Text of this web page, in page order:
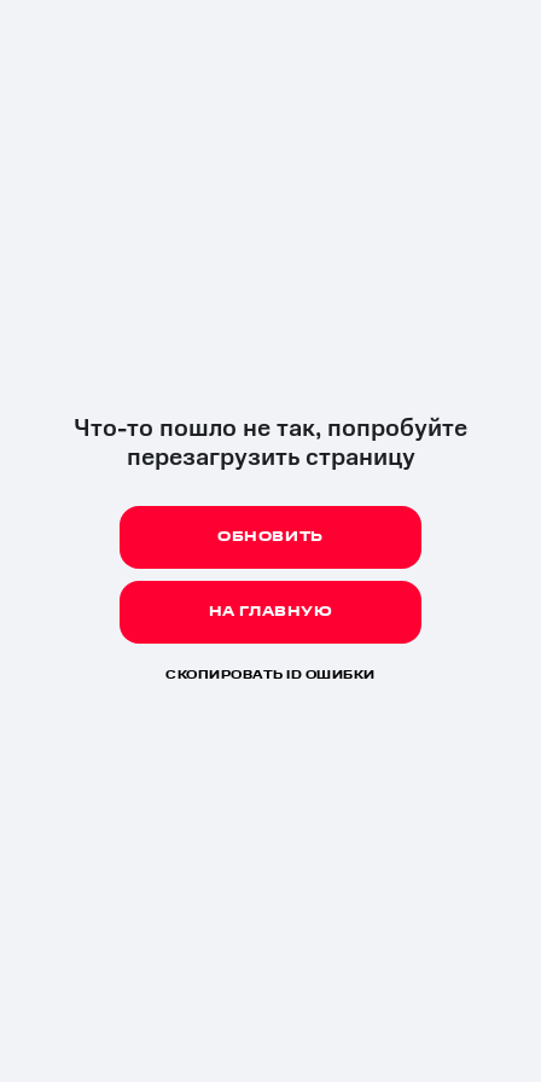
Что-то пошло не так, попробуйте
перезагрузить страницу
ОБНОВИТЬ
НА ГЛАВНУЮ
СКОПИРОВАТЬ ID ОШИБКИ